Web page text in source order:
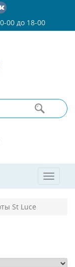
00 до 18-00
Toggle
St Luce